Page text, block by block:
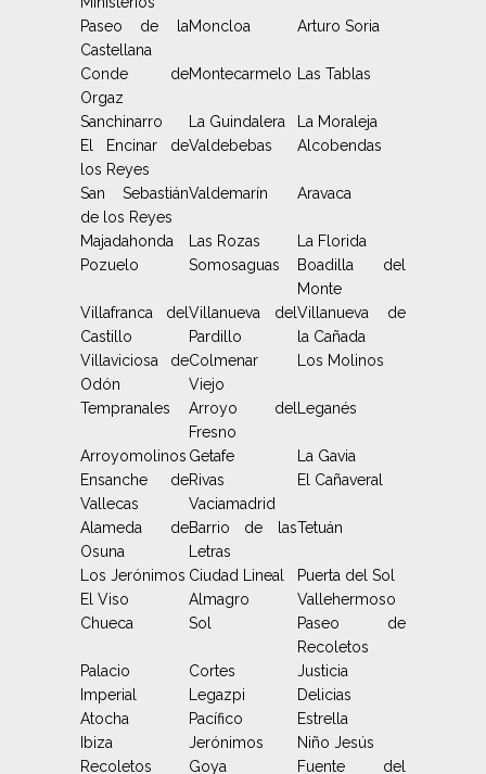
Paseo de la
Castellana
Moncloa Arturo Soria
Conde de
Orgaz
Montecarmelo Las Tablas
Sanchinarro La Guindalera
La Moraleja
El Encinar de
los Reyes
Valdebebas Alcobendas
San Sebastián
de los Reyes
Valdemarín Aravaca
Majadahonda Las Rozas
La Florida
Pozuelo
Somosaguas
Boadilla del
Monte
Villafranca del
Castillo
Villanueva del
Pardillo
Villanueva de
la Cañada
Villaviciosa de
Odón
Colmenar
Viejo
Los Molinos
Tempranales
Arroyo del
Fresno
Leganés
Arroyomolinos Getafe
La Gavia
Ensanche de
Vallecas
Rivas
Vaciamadrid
El Cañaveral
Alameda de
Osuna
Barrio de las
Letras
Tetuán
Los Jerónimos Ciudad Lineal
Puerta del Sol
El Viso
Almagro
Vallehermoso
Chueca
Sol
Paseo de
Recoletos
Palacio
Cortes
Justicia
Imperial
Legazpi
Delicias
Atocha
Pacífico
Estrella
Ibiza
Jerónimos
Niño Jesús
Recoletos
Goya
Fuente del